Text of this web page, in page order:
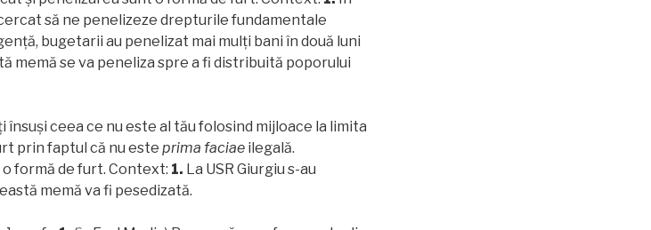
să ne penelizeze drepturile fundamentale
bugetarii au penelizat mai mulți bani în două luni
memă se va peneliza spre a fi distribuită poporului
însuși ceea ce nu este al tău folosind mijloace la limita
prin faptul că nu este prima faciaeilegală.
formă de furt. Context: 1. La USR Giurgiu s-au
memă va fi pesedizată.